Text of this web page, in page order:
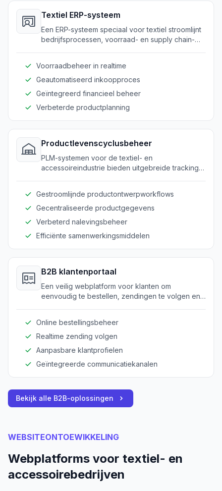
Textiel ERP-systeem
Een ERP-systeem speciaal voor textiel stroomlijnt
bedrijfsprocessen, voorraad- en supply chain-
Voorraadbeheer in realtime
Geautomatiseerd inkoopproces
Geïntegreerd financieel beheer
Verbeterde productplanning
Productlevenscyclusbeheer
PLM-systemen voor de textiel- en
accessoireindustrie bieden uitgebreide tracking
Gestroomlijnde productontwerpworkflows
Gecentraliseerde productgegevens
Verbeterd nalevingsbeheer
Efficiënte samenwerkingsmiddelen
B2B klantenportaal
Een veilig webplatform voor klanten om
eenvoudig te bestellen, zendingen te volgen en
Online bestellingsbeheer
Realtime zending volgen
Aanpasbare klantprofielen
Geïntegreerde communicatiekanalen
Bekijk alle B2B-oplossingen
WEBSITEONTOEWIKKELING
Webplatforms voor textiel- en
accessoirebedrijven